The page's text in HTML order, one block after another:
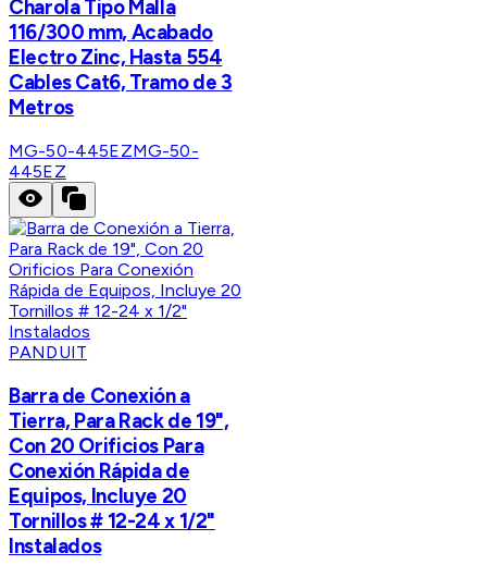
Charola Tipo Malla
116/300 mm, Acabado
Electro Zinc, Hasta 554
Cables Cat6, Tramo de 3
Metros
MG-50-445EZMG-50-
445EZ
PANDUIT
Barra de Conexión a
Tierra, Para Rack de 19",
Con 20 Orificios Para
Conexión Rápida de
Equipos, Incluye 20
Tornillos # 12-24 x 1/2"
Instalados